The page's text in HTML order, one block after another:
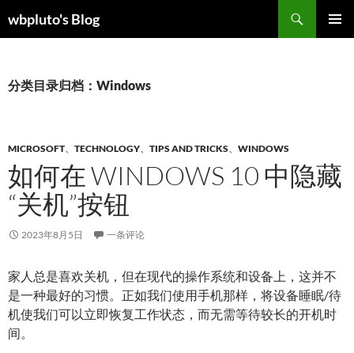
至wbpluto's Blog
索
分类目录归档：Windows
MICROSOFT、 TECHNOLOGY、 TIPS AND TRICKS、 WINDOWS
如何在 WINDOWS 10 中隐藏
“关机”按钮
2023年8月5日 一条评论
家人总是喜欢关机，但在现代的操作系统和设备上，这并不
是一种最好的习惯。正如我们使用手机那样，将设备睡眠/待
机使我们可以立即恢复工作状态，而无需等待较长的开机时
间。